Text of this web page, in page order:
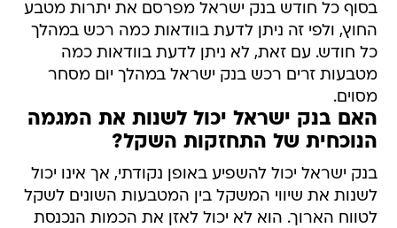
בסוף כל חודש בנק ישראל מפרסם את יתרות מטבע
החוץ, ולפי זה ניתן לדעת בוודאות כמה רכש במהלך
כל חודש. עם זאת, לא ניתן לדעת בוודאות כמה
מטבעות זרים רכש בנק ישראל במהלך יום מסחר
מסוים.
האם בנק ישראל יכול לשנות את המגמה
הנוכחית של התחזקות השקל?
בנק ישראל יכול להשפיע באופן נקודתי, אך אינו יכול
לשנות את שיווי המשקל בין המטבעות השונים לשקל
לטווח הארוך. הוא לא יכול לאזן את הכמות הנכנסת